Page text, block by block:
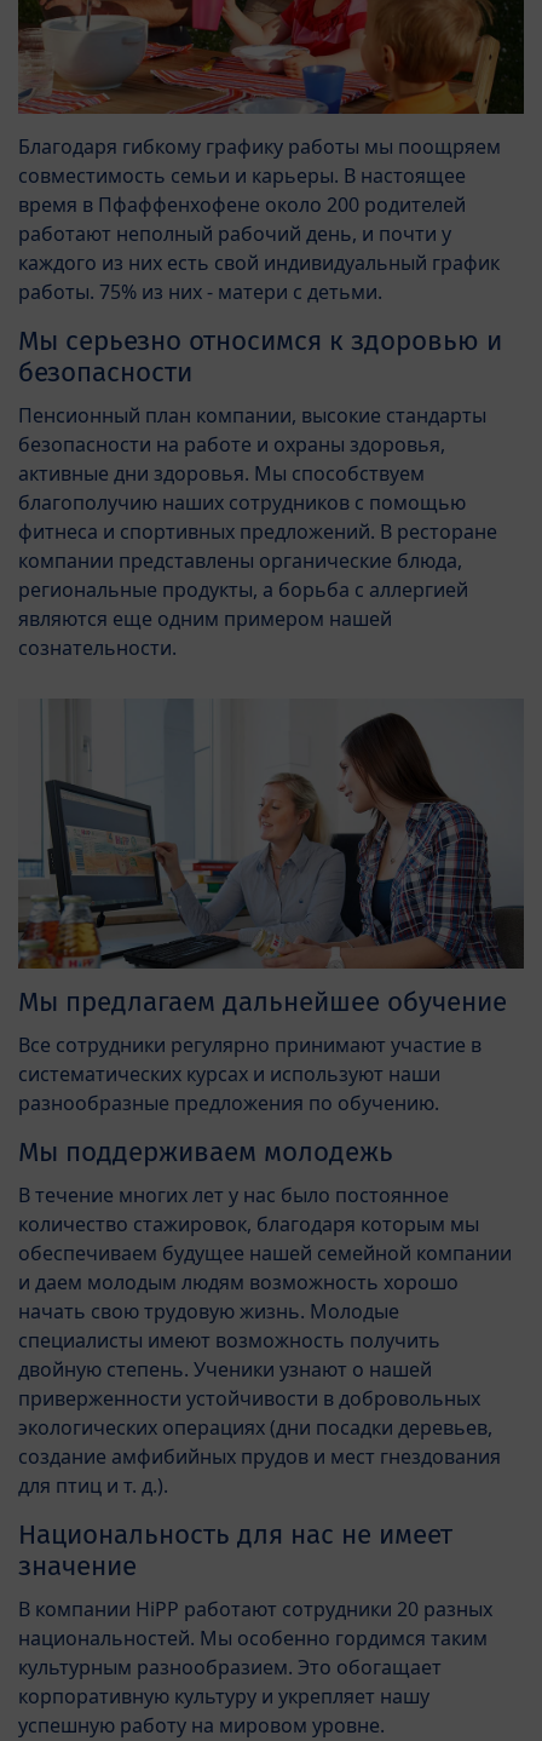
Благодаря гибкому графику работы мы поощряем
совместимость семьи и карьеры. В настоящее
время в Пфаффенхофене около 200 родителей
работают неполный рабочий день, и почти у
каждого из них есть свой индивидуальный график
работы. 75% из них - матери с детьми.
Мы серьезно относимся к здоровью и
безопасности
Пенсионный план компании, высокие стандарты
безопасности на работе и охраны здоровья,
активные дни здоровья. Мы способствуем
благополучию наших сотрудников с помощью
фитнеса и спортивных предложений. В ресторане
компании представлены органические блюда,
региональные продукты, а борьба с аллергией
являются еще одним примером нашей
сознательности.
Мы предлагаем дальнейшее обучение
Все сотрудники регулярно принимают участие в
систематических курсах и используют наши
разнообразные предложения по обучению.
Мы поддерживаем молодежь
В течение многих лет у нас было постоянное
количество стажировок, благодаря которым мы
обеспечиваем будущее нашей семейной компании
и даем молодым людям возможность хорошо
начать свою трудовую жизнь. Молодые
специалисты имеют возможность получить
двойную степень. Ученики узнают о нашей
приверженности устойчивости в добровольных
экологических операциях (дни посадки деревьев,
создание амфибийных прудов и мест гнездования
для птиц и т. д.).
Национальность для нас не имеет
значение
В компании HiPP работают сотрудники 20 разных
национальностей. Мы особенно гордимся таким
культурным разнообразием. Это обогащает
корпоративную культуру и укрепляет нашу
успешную работу на мировом уровне.